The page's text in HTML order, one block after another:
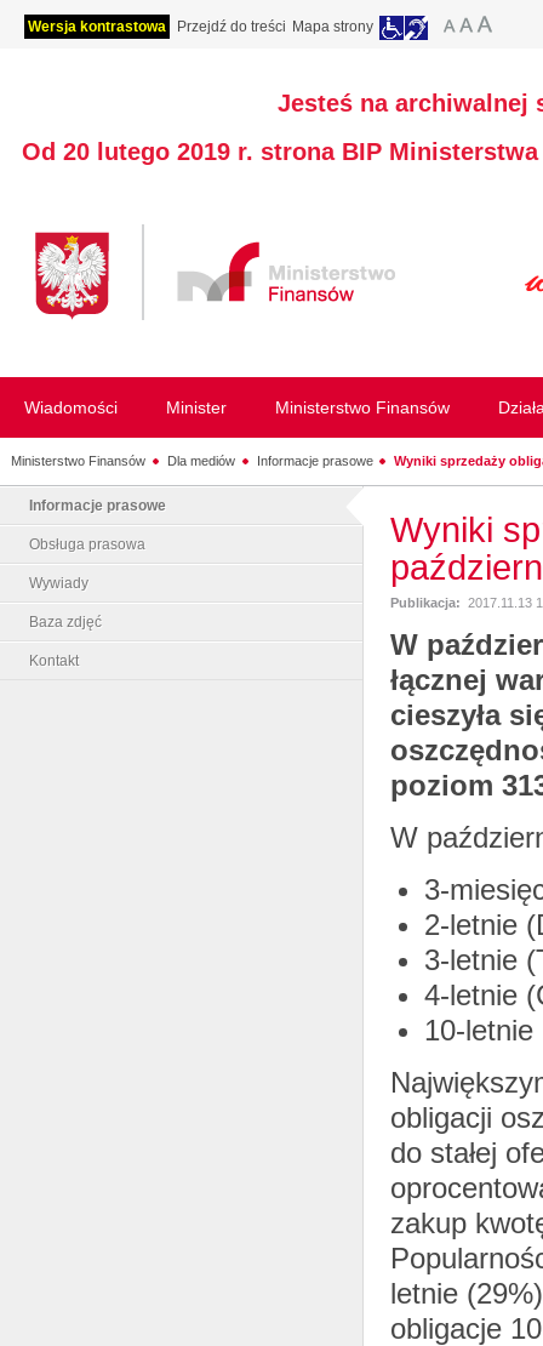
Wersja kontrastowa Przejdź do treści Mapa strony
Jesteś na archiwalnej
Od 20 lutego 2019 r. strona BIP
Wiadomości Minister Ministerstwo Finansów
Ministerstwo Finansów Dla mediów Informacje prasowe Wyniki sprzedaży
Informacje prasowe
Obsługa prasowa
Wywiady
Baza zdjęć
Kontakt
Wyniki
Publikacja: 2017.11.13
W
łącznej
cieszyła
poziom
W
3-
2-letnie
3-letnie
4-letnie
10-letnie
obligacji
do stałej
zakup
letnie
obligacje